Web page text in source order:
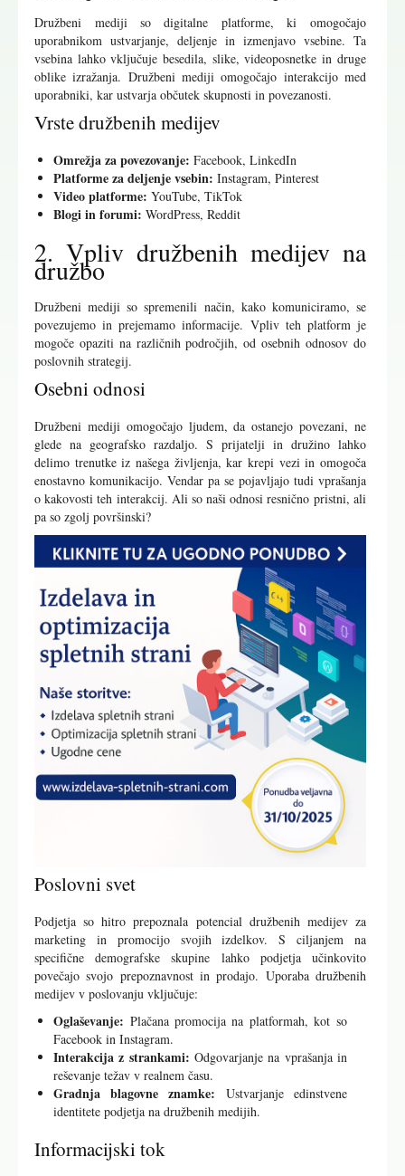
Družbeni mediji so digitalne platforme, ki omogočajo
uporabnikom ustvarjanje, deljenje in izmenjavo vsebine. Ta
vsebina lahko vključuje besedila, slike, videoposnetke in druge
oblike izražanja. Družbeni mediji omogočajo interakcijo med
uporabniki, kar ustvarja občutek skupnosti in povezanosti.
Vrste družbenih medijev
Omrežja za povezovanje: Facebook, LinkedIn
Platforme za deljenje vsebin: Instagram, Pinterest
Video platforme: YouTube, TikTok
Blogi in forumi: WordPress, Reddit
2. Vpliv družbenih medijev na
družbo
Družbeni mediji so spremenili način, kako komuniciramo, se
povezujemo in prejemamo informacije. Vpliv teh platform je
mogoče opaziti na različnih področjih, od osebnih odnosov do
poslovnih strategij.
Osebni odnosi
Družbeni mediji omogočajo ljudem, da ostanejo povezani, ne
glede na geografsko razdaljo. S prijatelji in družino lahko
delimo trenutke iz našega življenja, kar krepi vezi in omogoča
enostavno komunikacijo. Vendar pa se pojavljajo tudi vprašanja
o kakovosti teh interakcij. Ali so naši odnosi resnično pristni, ali
pa so zgolj površinski?
Poslovni svet
Podjetja so hitro prepoznala potencial družbenih medijev za
marketing in promocijo svojih izdelkov. S ciljanjem na
specifične demografske skupine lahko podjetja učinkovito
povečajo svojo prepoznavnost in prodajo. Uporaba družbenih
medijev v poslovanju vključuje:
Oglaševanje: Plačana promocija na platformah, kot so
Facebook in Instagram.
Interakcija z strankami: Odgovarjanje na vprašanja in
reševanje težav v realnem času.
Gradnja blagovne znamke: Ustvarjanje edinstvene
identitete podjetja na družbenih medijih.
Informacijski tok